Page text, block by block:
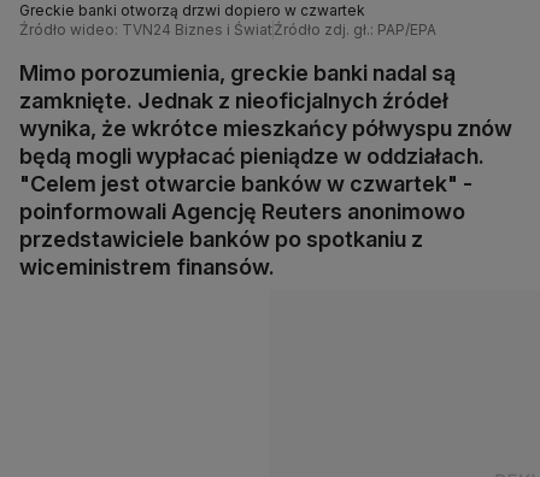
Greckie banki otworzą drzwi dopiero w czwartek
Źródło wideo: TVN24 Biznes i ŚwiatŹródło zdj. gł.: PAP/EPA
Mimo porozumienia, greckie banki nadal są
zamknięte. Jednak z nieoficjalnych źródeł
wynika, że wkrótce mieszkańcy półwyspu znów
będą mogli wypłacać pieniądze w oddziałach.
"Celem jest otwarcie banków w czwartek" -
poinformowali Agencję Reuters anonimowo
przedstawiciele banków po spotkaniu z
wiceministrem finansów.